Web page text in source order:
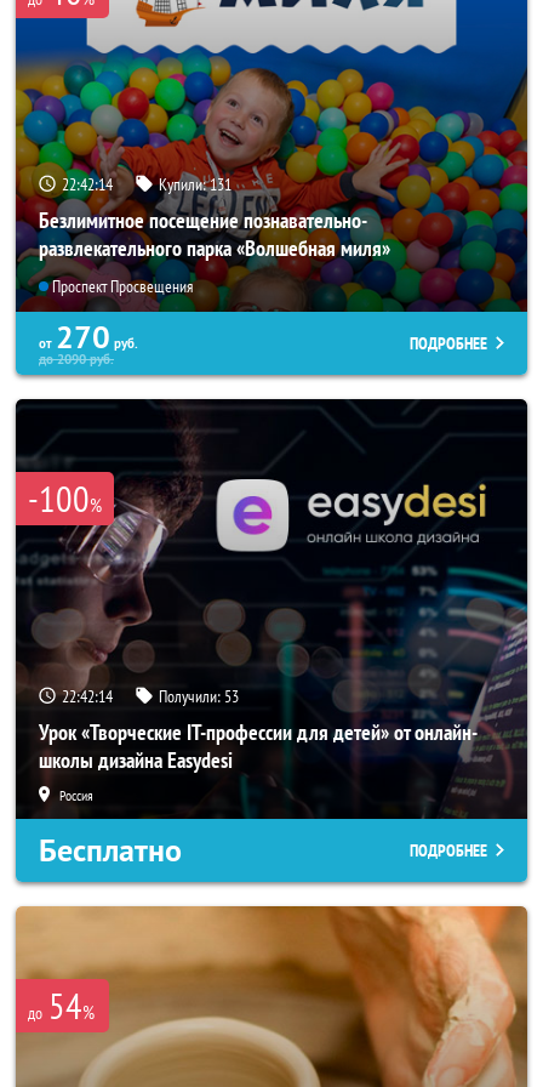
22:42:13 Купили:131
Безлимитное посещение познавательно-
развлекательного парка «Волшебная миля»
Проспект Просвещения
от 270 руб.
до2090руб.
ПОДРОБНЕЕ
-100%
22:42:13 Получили: 53
Урок «Творческие IT-профессии для детей» от онлайн-
школы дизайна Easydesi
Россия
Бесплатно ПОДРОБНЕЕ
до 54%